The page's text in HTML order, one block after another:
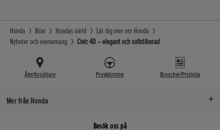
Honda Bilar Hondas värld
Lär dig mer om Honda
Nyheter och evenemang
Civic 4D – elegant och sofistikerad
Återförsäljare Provkörning Broschyr/Prislista
Mer från Honda
Besök oss på